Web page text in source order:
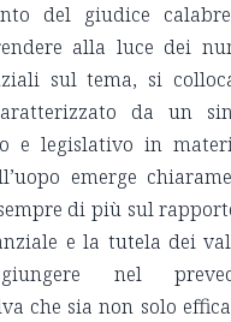
del giudice
alla luce dei
sul tema, si
da un
e legislativo in
emerge
di più sul
e la tutela dei
nel
che sia non solo